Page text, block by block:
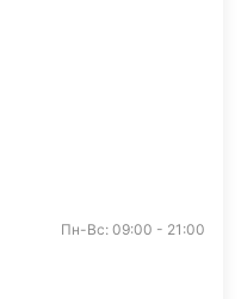
Пн-Вс: 09:00 - 21:00